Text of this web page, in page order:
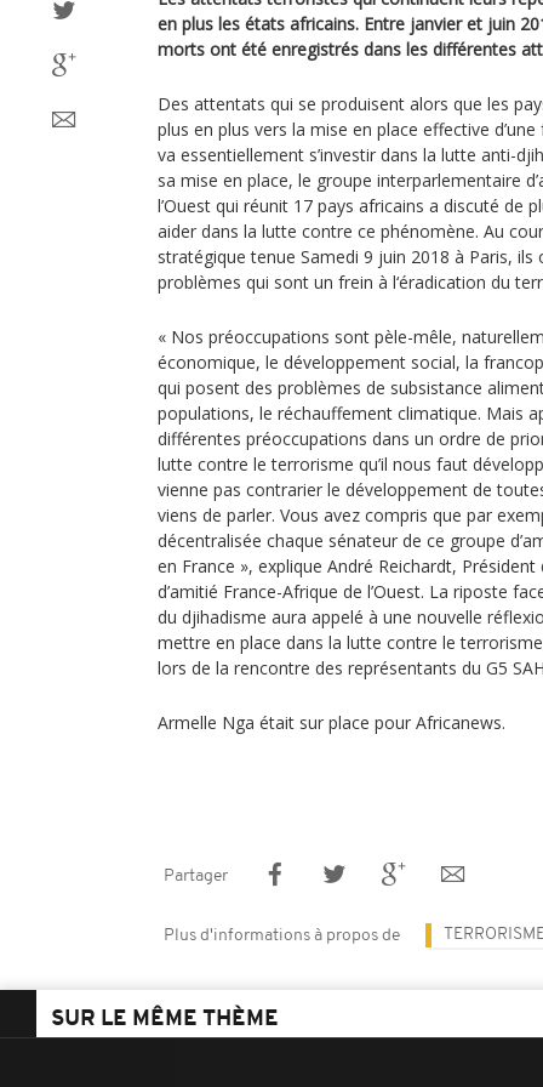
en plus les états africains. Entre janvier et juin
morts ont été enregistrés dans les différentes
Des attentats qui se produisent alors que les
plus en plus vers la mise en place effective
va essentiellement s’investir dans la lutte anti-
sa mise en place, le groupe interparlementaire
l’Ouest qui réunit 17 pays africains a discuté de
aider dans la lutte contre ce phénomène. Au
stratégique tenue Samedi 9 juin 2018 à Paris,
problèmes qui sont un frein à l‘éradication du
« Nos préoccupations sont pèle-mêle,
économique, le développement social, la
qui posent des problèmes de subsistance
populations, le réchauffement climatique. Mais
différentes préoccupations dans un ordre de
lutte contre le terrorisme qu’il nous faut
vienne pas contrarier le développement de
viens de parler. Vous avez compris que par
décentralisée chaque sénateur de ce groupe
en France », explique André Reichardt,
d’amitié France-Afrique de l’Ouest. La riposte
du djihadisme aura appelé à une nouvelle
mettre en place dans la lutte contre le
lors de la rencontre des représentants du G5
Armelle Nga était sur place pour Africanews.
Partager
Plus d'informations à propos de
SUR LE MÊME THÈME